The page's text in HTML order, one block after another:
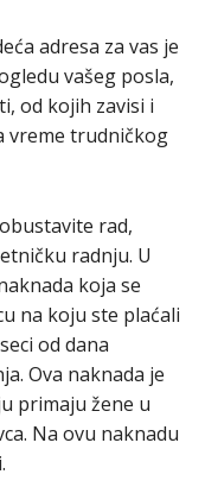
adresa za vas je
vašeg posla,
od kojih zavisi i
vreme trudničkog
rad,
radnju. U
koja se
na koju ste plaćali
od dana
Ova naknada je
primaju žene u
Na ovu naknadu